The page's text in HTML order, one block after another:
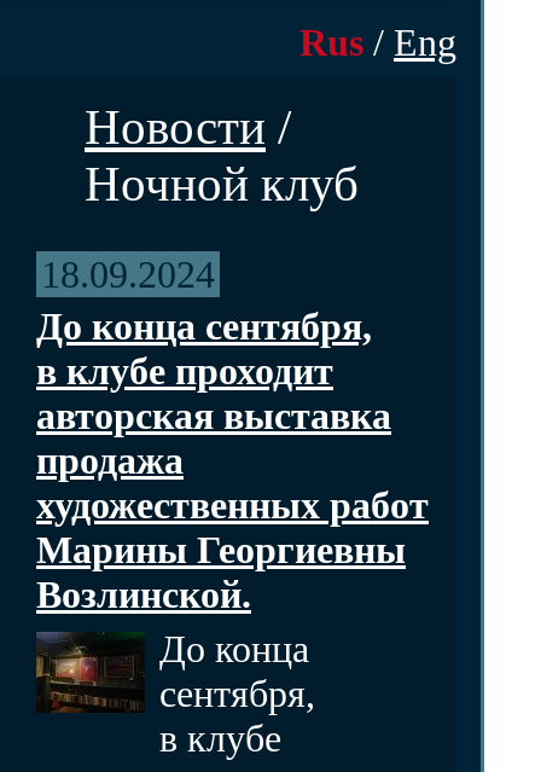
Rus / Eng
Новости /
Ночной клуб
18.09.2024
До конца сентября,
в клубе проходит
авторская выставка
продажа
художественных работ
Марины Георгиевны
Возлинской.
До конца
сентября,
в клубе